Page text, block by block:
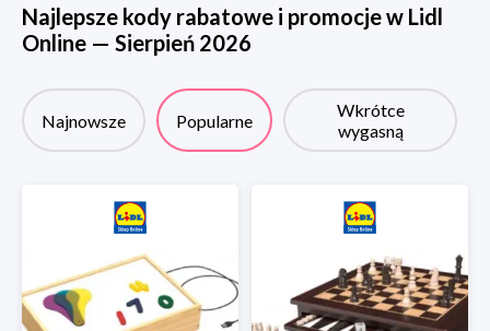
Najlepsze kody rabatowe i promocje w Lidl
Online — Sierpień 2026
Najnowsze Popularne
Wkrótce
wygasną